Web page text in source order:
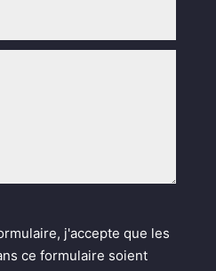
j'accepte que les
ce formulaire soient